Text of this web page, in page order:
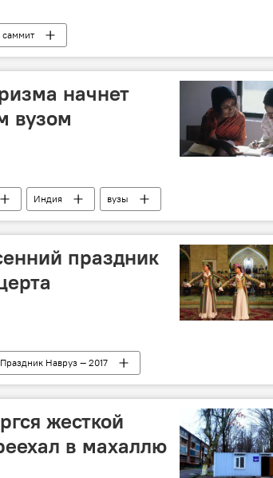
саммит
начнет
вузом
Индия
вузы
праздник
Праздник Навруз — 2017
жесткой
в махаллю